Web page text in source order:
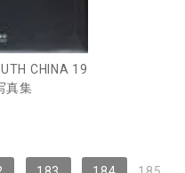
CHINA 19
真集